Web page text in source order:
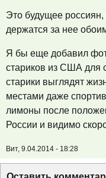
Это будущее
держатся за нее
Я бы еще добавил
стариков из США для
старики выглядят
местами даже
лимоны после
России и видимо
Вит, 9.04.2014 - 18:28